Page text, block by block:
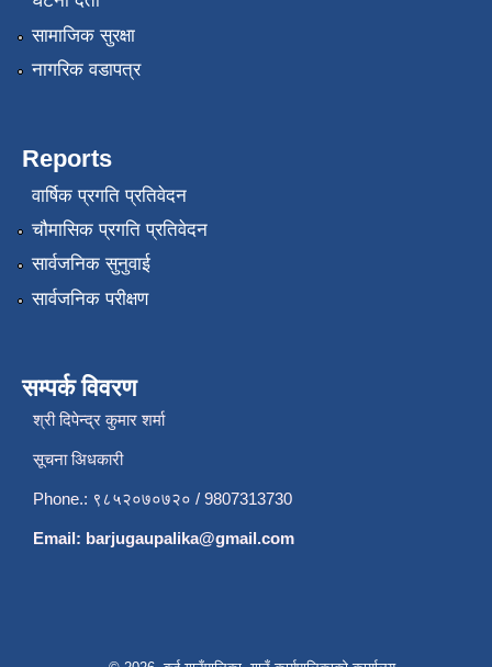
सामाजिक सुरक्षा
नागरिक वडापत्र
Reports
वार्षिक प्रगति प्रतिवेदन
चौमासिक प्रगति प्रतिवेदन
सार्वजनिक सुनुवाई
सार्वजनिक परीक्षण
सम्पर्क विवरण
श्री दिपेन्द्र कुमार शर्मा
सूचना अिधकारी
Phone.: ९८५२०७०७२० / 9807313730
Email: barjugaupalika@gmail.com